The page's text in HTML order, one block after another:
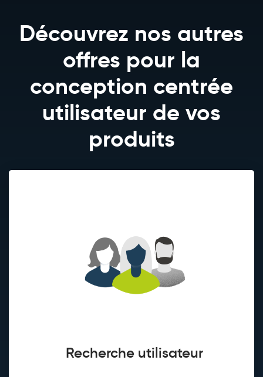
Découvrez nos autres
offres pour la
conception centrée
utilisateur de vos
produits
Recherche utilisateur